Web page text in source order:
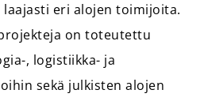
eri alojen toimijoita.
on toteutettu
, logistiikka- ja
sekä julkisten alojen